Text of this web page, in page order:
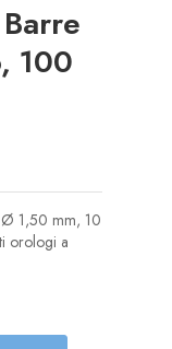
100
1,50 mm, 10
orologi a